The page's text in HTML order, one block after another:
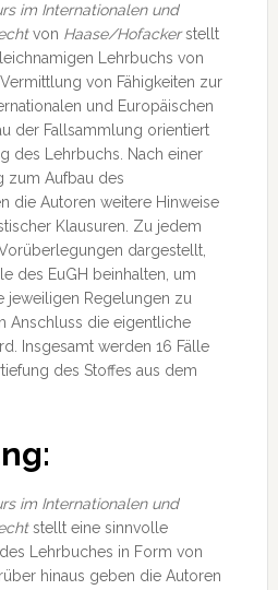
im Internationalen und
von Haase/Hofackerstellt
Lehrbuchs von
von Fähigkeiten zur
und Europäischen
der Fallsammlung orientiert
des Lehrbuchs. Nach einer
zum Aufbau des
die Autoren weitere Hinweise
Klausuren. Zu jedem
dargestellt,
des EuGH beinhalten, um
jeweiligen Regelungen zu
Anschluss die eigentliche
Insgesamt werden 16 Fälle
des Stoffes aus dem
im Internationalen und
stellt eine sinnvolle
Lehrbuches in Form von
hinaus geben die Autoren